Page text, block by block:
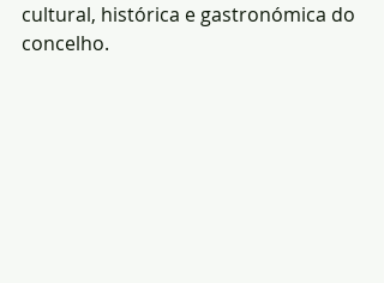
cultural, histórica e gastronómica do
concelho.